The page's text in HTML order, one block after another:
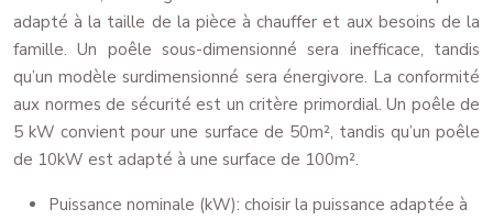
adapté à la taille de la pièce à chauffer et aux besoins de la
famille. Un poêle sous-dimensionné sera inefficace, tandis
qu’un modèle surdimensionné sera énergivore. La conformité
aux normes de sécurité est un critère primordial. Un poêle de
5 kW convient pour une surface de 50m², tandis qu’un poêle
de 10kW est adapté à une surface de 100m².
Puissance nominale (kW): choisir la puissance adaptée à